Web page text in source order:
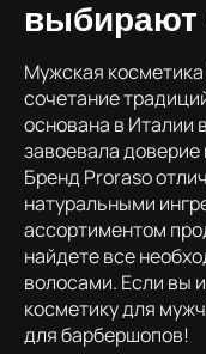
выбирают
Мужская
сочетание
основана в Италии
завоевала
Бренд Proraso
натуральными
ассортиментом
найдете все
волосами. Если вы
косметику для
для барбершопов!